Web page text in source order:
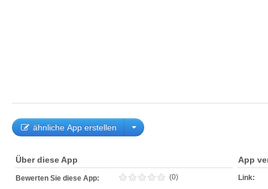
ähnliche App erstellen
Über diese App
Bewerten Sie diese App: (0)
App
Link: